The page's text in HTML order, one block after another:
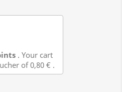
. Your cart
of0,80 € .